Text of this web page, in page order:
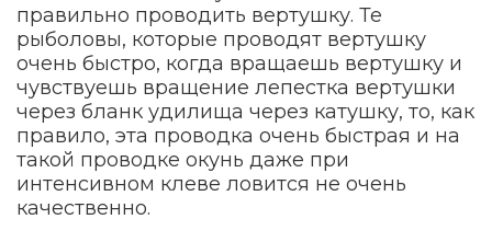
правильно проводить вертушку. Те
рыболовы, которые проводят вертушку
очень быстро, когда вращаешь вертушку и
чувствуешь вращение лепестка вертушки
через бланк удилища через катушку, то, как
правило, эта проводка очень быстрая и на
такой проводке окунь даже при
интенсивном клеве ловится не очень
качественно.